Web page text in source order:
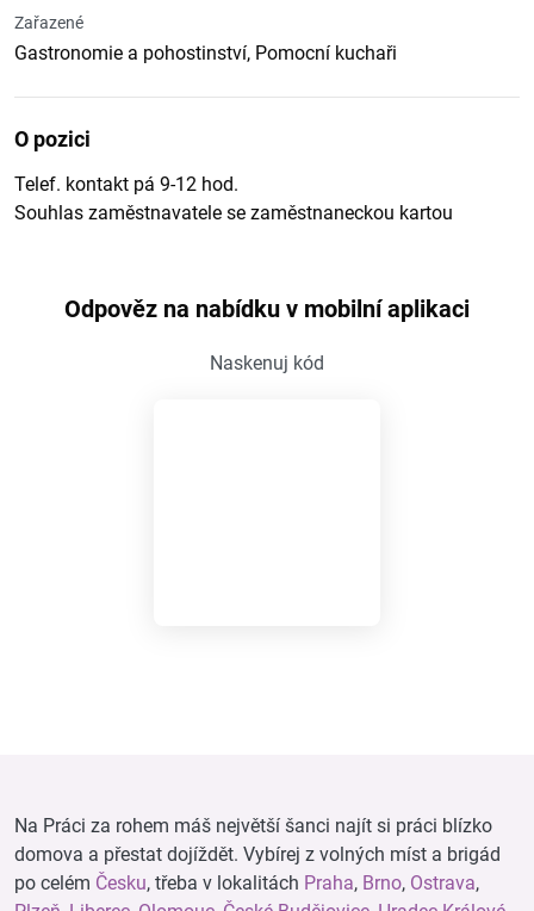
Zařazené
Gastronomie a pohostinství, Pomocní kuchaři
O pozici
Telef. kontakt pá 9-12 hod.
Souhlas zaměstnavatele se zaměstnaneckou kartou
Odpověz na nabídku v mobilní aplikaci
Naskenuj kód
Na Práci za rohem máš největší šanci najít si práci blízko
domova a přestat dojíždět. Vybírej z volných míst a brigád
po celém Česku, třeba v lokalitách Praha, Brno, Ostrava,